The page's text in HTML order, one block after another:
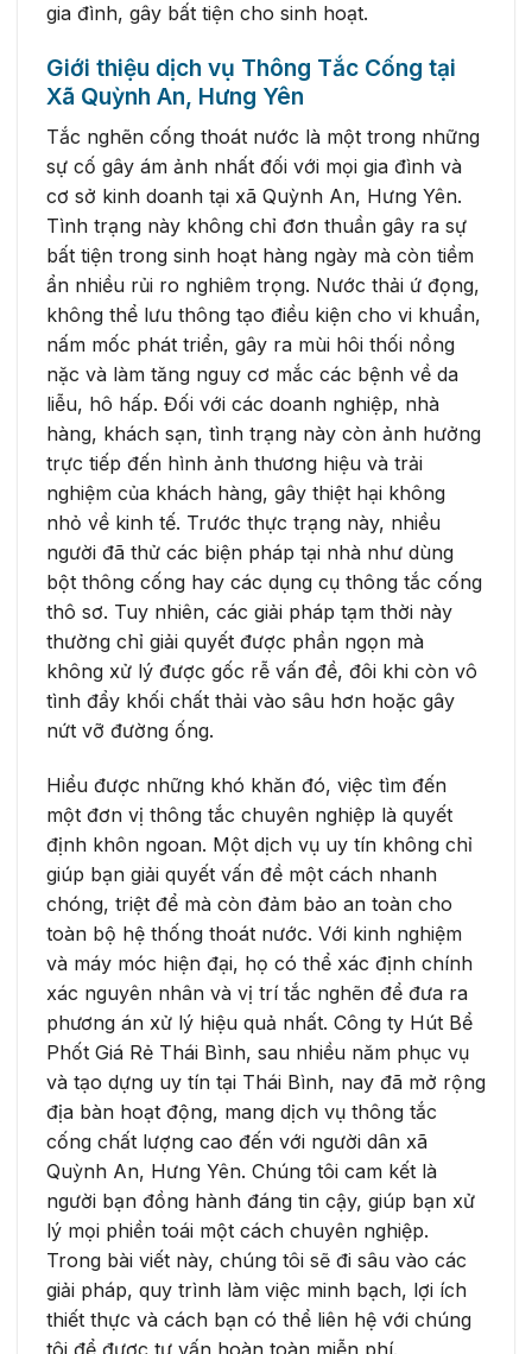
gia đình, gây bất tiện cho sinh hoạt.
Giới thiệu dịch vụ Thông Tắc Cống tại
Xã Quỳnh An, Hưng Yên
Tắc nghẽn cống thoát nước là một trong những
sự cố gây ám ảnh nhất đối với mọi gia đình và
cơ sở kinh doanh tại xã Quỳnh An, Hưng Yên.
Tình trạng này không chỉ đơn thuần gây ra sự
bất tiện trong sinh hoạt hàng ngày mà còn tiềm
ẩn nhiều rủi ro nghiêm trọng. Nước thải ứ đọng,
không thể lưu thông tạo điều kiện cho vi khuẩn,
nấm mốc phát triển, gây ra mùi hôi thối nồng
nặc và làm tăng nguy cơ mắc các bệnh về da
liễu, hô hấp. Đối với các doanh nghiệp, nhà
hàng, khách sạn, tình trạng này còn ảnh hưởng
trực tiếp đến hình ảnh thương hiệu và trải
nghiệm của khách hàng, gây thiệt hại không
nhỏ về kinh tế. Trước thực trạng này, nhiều
người đã thử các biện pháp tại nhà như dùng
bột thông cống hay các dụng cụ thông tắc cống
thô sơ. Tuy nhiên, các giải pháp tạm thời này
thường chỉ giải quyết được phần ngọn mà
không xử lý được gốc rễ vấn đề, đôi khi còn vô
tình đẩy khối chất thải vào sâu hơn hoặc gây
nứt vỡ đường ống.
Hiểu được những khó khăn đó, việc tìm đến
một đơn vị thông tắc chuyên nghiệp là quyết
định khôn ngoan. Một dịch vụ uy tín không chỉ
giúp bạn giải quyết vấn đề một cách nhanh
chóng, triệt để mà còn đảm bảo an toàn cho
toàn bộ hệ thống thoát nước. Với kinh nghiệm
và máy móc hiện đại, họ có thể xác định chính
xác nguyên nhân và vị trí tắc nghẽn để đưa ra
phương án xử lý hiệu quả nhất. Công ty Hút Bể
Phốt Giá Rẻ Thái Bình, sau nhiều năm phục vụ
và tạo dựng uy tín tại Thái Bình, nay đã mở rộng
địa bàn hoạt động, mang dịch vụ thông tắc
cống chất lượng cao đến với người dân xã
Quỳnh An, Hưng Yên. Chúng tôi cam kết là
người bạn đồng hành đáng tin cậy, giúp bạn xử
lý mọi phiền toái một cách chuyên nghiệp.
Trong bài viết này, chúng tôi sẽ đi sâu vào các
giải pháp, quy trình làm việc minh bạch, lợi ích
thiết thực và cách bạn có thể liên hệ với chúng
tôi để được tư vấn hoàn toàn miễn phí.